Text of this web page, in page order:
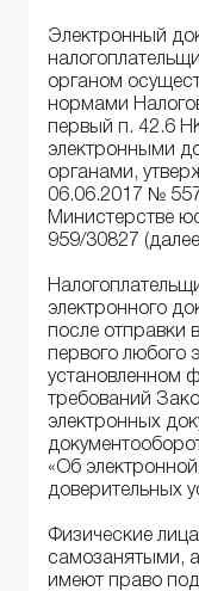
Электронный
органом
нормами
первый п. 42.6
электронными
органами,
06.06.2017 №
Министерстве
959/30827
электронного
после отправки
первого любого
установленном
требований
электронных
«Об
доверительных
Физические
самозанятыми,
имеют право